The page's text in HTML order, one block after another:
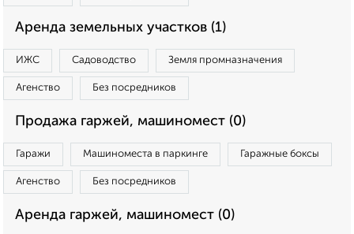
Аренда земельных участков (1)
ИЖС Садоводство Земля промназначения
Агенство Без посредников
Продажа гаржей, машиномест (0)
Гаражи Машиноместа в паркинге Гаражные боксы
Агенство Без посредников
Аренда гаржей, машиномест (0)